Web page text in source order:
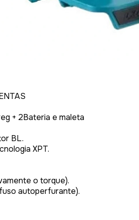
+ 2Bateria e maleta
BL.
XPT.
o torque).
autoperfurante).